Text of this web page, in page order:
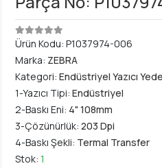
Ürün Kodu: P1037974-006
Marka: ZEBRA
Kategori: Endüstriyel Yazıcı
1-Yazıcı Tipi: Endüstriyel
2-Baskı Eni: 4" 108mm
3-Çözünürlük: 203 Dpi
4-Baskı Şekli: Termal Transfer
Stok: 1